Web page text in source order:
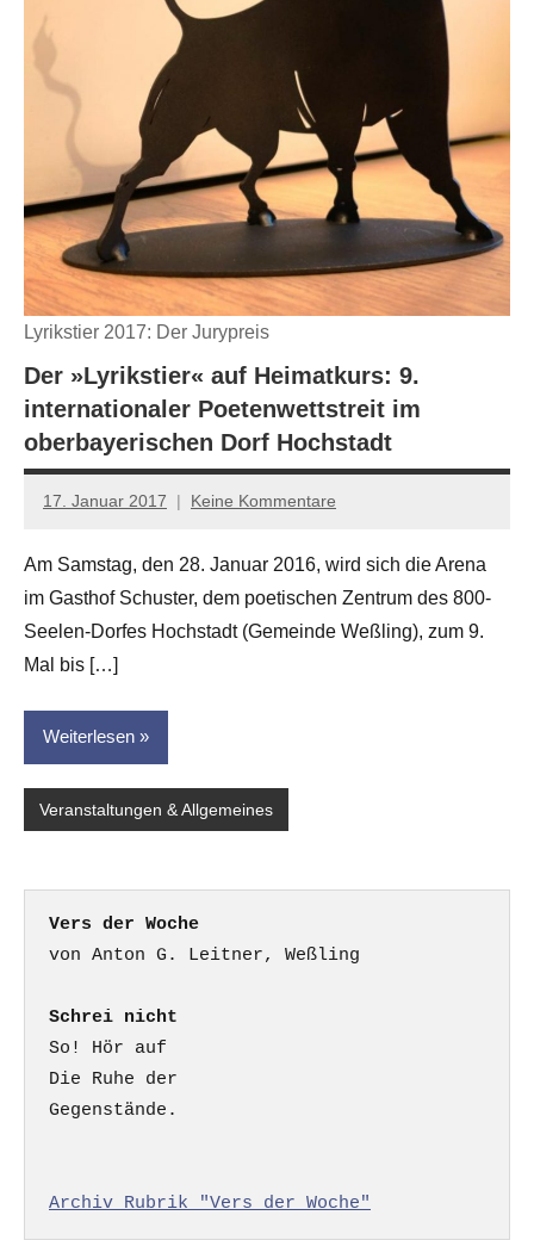
Lyrikstier 2017: Der Jurypreis
Der »Lyrikstier« auf Heimatkurs: 9.
internationaler Poetenwettstreit im
oberbayerischen Dorf Hochstadt
17. Januar 2017
Anton
Leitner
Keine Kommentare
Am Samstag, den 28. Januar 2016, wird sich die Arena
im Gasthof Schuster, dem poetischen Zentrum des 800-
Seelen-Dorfes Hochstadt (Gemeinde Weßling), zum 9.
Mal bis […]
Weiterlesen
Veranstaltungen & Allgemeines
Vers der Woche
Schrei nicht
So! Hör auf
Die Ruhe der
Gegenstände.
Archiv Rubrik "Vers der Woche"